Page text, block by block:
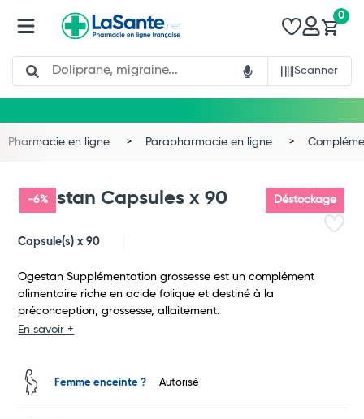
Search
Scanner
0
Pharmacie en ligne Parapharmacie en ligne
-6% Déstockage
Ogestan Capsules x 90
Capsule(s) x 90
Ogestan Supplémentation grossesse est un complément
alimentaire riche en acide folique et destiné à la
préconception, grossesse, allaitement.
En savoir +
Femme enceinte ? Autorisé